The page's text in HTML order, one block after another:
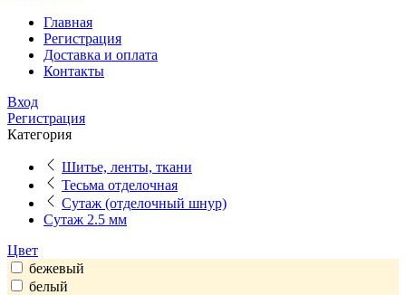
Главная
Регистрация
Доставка и оплата
Контакты
Вход
Регистрация
Категория
Шитье, ленты, ткани
Тесьма отделочная
Сутаж (отделочный шнур)
Сутаж 2.5 мм
Цвет
бежевый
белый